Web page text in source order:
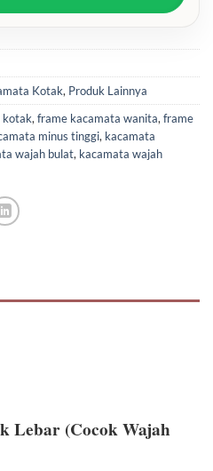
Kotak, Produk Lainnya
kotak, frame kacamata wanita, frame
minus tinggi, kacamata
wajah bulat, kacamata wajah
Lebar (Cocok Wajah